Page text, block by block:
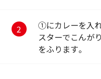
①にカレーを入
スターでこんが
をふります。